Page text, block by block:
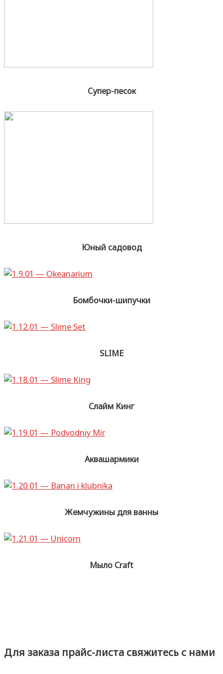
Супер-песок
Юный садовод
Бомбочки-шипучки
SLIME
Слайм Кинг
Аквашармики
Жемчужины для ванны
Мыло Craft
Для заказа прайс-листа свяжитесь с нами